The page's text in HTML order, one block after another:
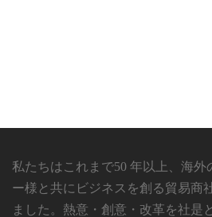
私たちはこれまで50 年以上、海外
ー様と共にビジネスを創る貿易商
ました。熱意・創意・改革を社是